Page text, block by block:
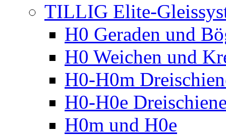
TILLIG Elite-
H0 Geraden und
H0 Weichen und
H0-H0m
H0-H0e
H0m und H0e